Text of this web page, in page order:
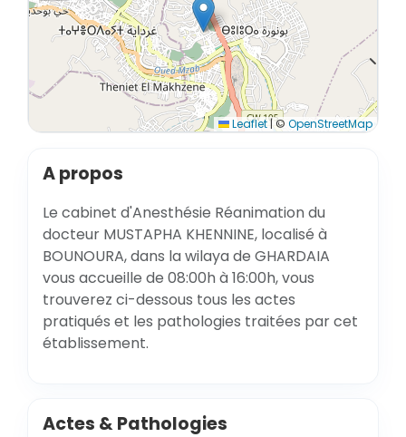
Leaflet|© OpenStreetMap
A propos
Le cabinet d'Anesthésie Réanimation du
docteur MUSTAPHA KHENNINE, localisé à
BOUNOURA, dans la wilaya de GHARDAIA
vous accueille de 08:00h à 16:00h, vous
trouverez ci-dessous tous les actes
pratiqués et les pathologies traitées par cet
établissement.
Actes & Pathologies